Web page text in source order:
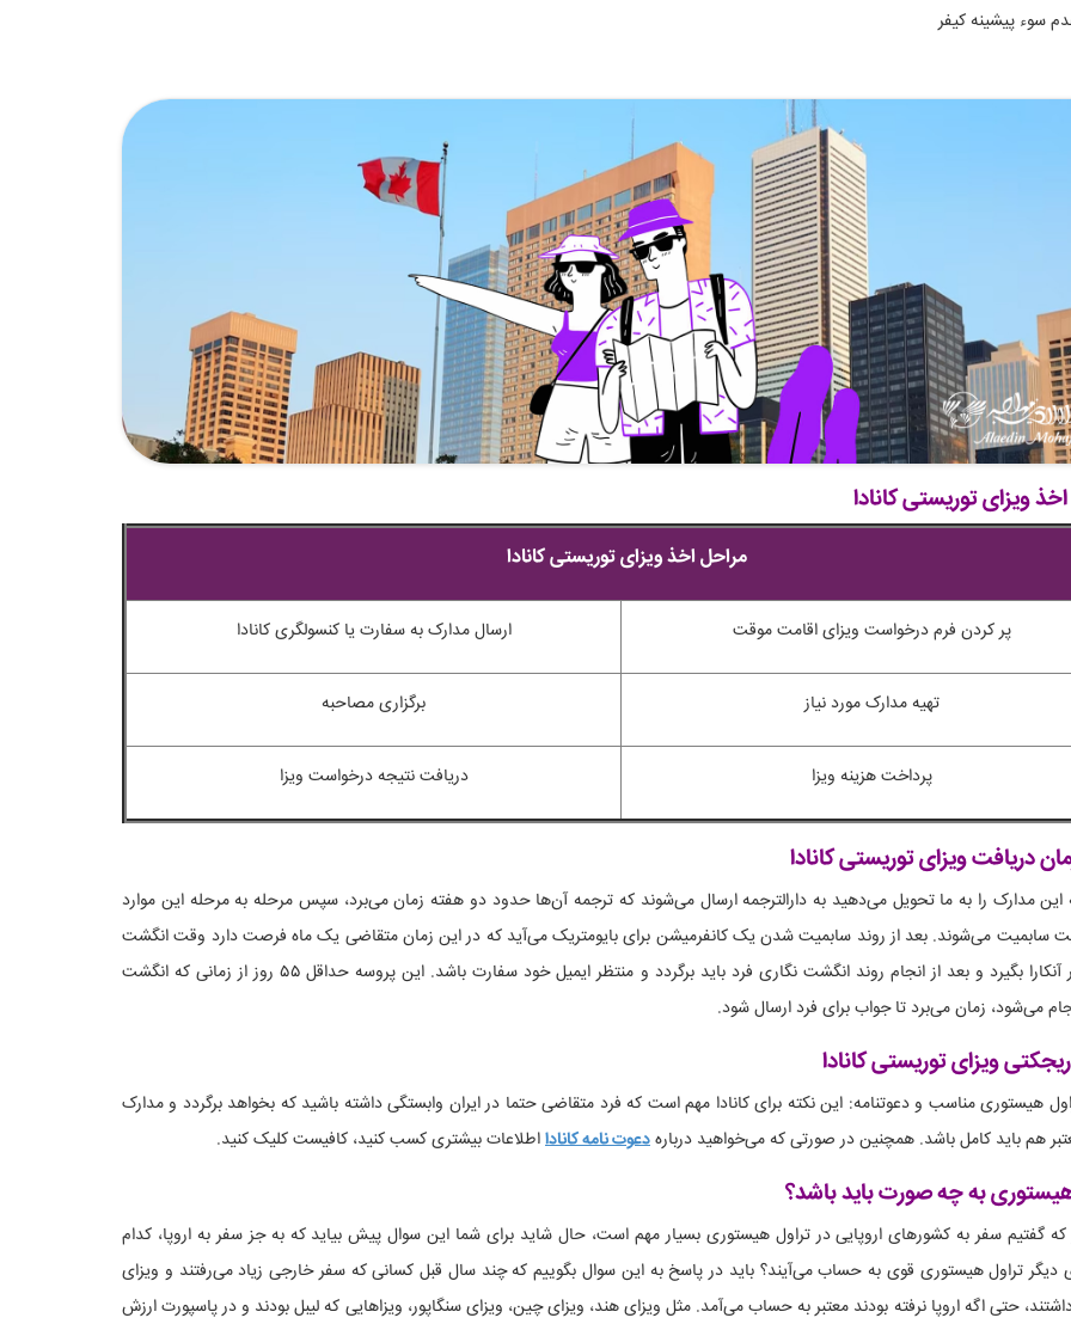
سوء پیشینه کیفر
ویزای توریستی کانادا
مراحل اخذ ویزای توریستی کانادا
پر کردن فرم درخواست ویزای اقامت موقت ارسال مدارک به سفارت یا کنسولگری کانادا
تهیه مدارک مورد نیاز برگزاری مصاحبه
پرداخت هزینه ویزا دریافت نتیجه درخواست ویزا
دریافت ویزای توریستی کانادا
این مدارک را به ما تحویل می‌دهید به دارالترجمه ارسال می‌شوند که ترجمه آن‌ها حدود دو هفته زمان می‌برد، سپس مرحله به مرحله این موارد
سابمیت می‌شوند. بعد از روند سابمیت شدن یک کانفرمیشن برای بایومتریک می‌آید که در این زمان متقاضی یک ماه فرصت دارد وقت انگشت
نگاری در آنکارا بگیرد و بعد از انجام روند انگشت نگاری فرد باید برگردد و منتظر ایمیل خود سفارت باشد. این پروسه حداقل ۵۵ روز از زمانی که انگشت
می‌شود، زمان می‌برد تا جواب برای فرد ارسال شود.
ویزای توریستی کانادا
هیستوری مناسب و دعوتنامه: این نکته برای کانادا مهم است که فرد متقاضی حتما در ایران وابستگی داشته باشید که بخواهد برگردد و مدارک
هم باید کامل باشد. همچنین در صورتی که می‌خواهید دربارهدعوت نامه کانادااطلاعات بیشتری کسب کنید، کافیست کلیک کنید.
به چه صورت باید باشد؟
که گفتیم سفر به کشورهای اروپایی در تراول هیستوری بسیار مهم است، حال شاید برای شما این سوال پیش بیاید که به جز سفر به اروپا، کدام
دیگر تراول هیستوری قوی به حساب می‌آیند؟ باید در پاسخ به این سوال بگوییم که چند سال قبل کسانی که سفر خارجی زیاد می‌رفتند و ویزای
داشتند، حتی اگه اروپا نرفته بودند معتبر به حساب می‌آمد. مثل ویزای هند، ویزای چین، ویزای سنگاپور، ویزاهایی که لیبل بودند و در پاسپورت ارزش